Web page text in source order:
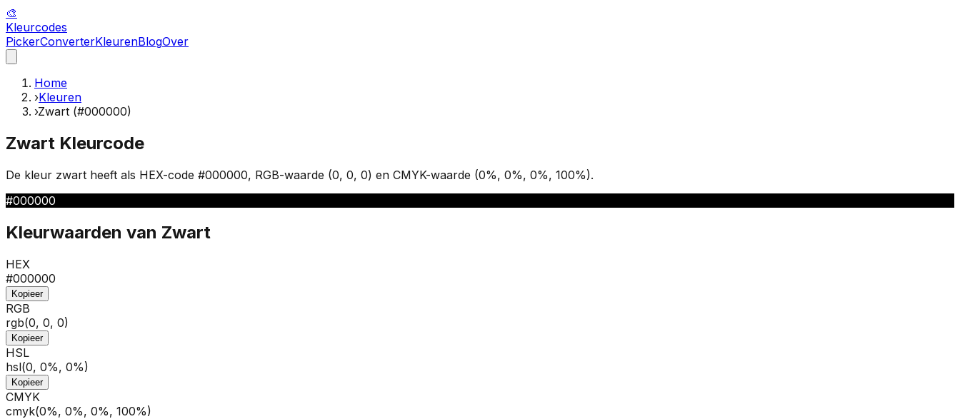
🎨
Kleurcodes
PickerConverterKleurenBlogOver
Home
›Kleuren
›Zwart (#000000)
Zwart Kleurcode
De kleur zwart heeft als HEX-code #000000, RGB-waarde (0, 0, 0) en CMYK-waarde (0%, 0%, 0%, 100%).
#000000
Kleurwaarden van Zwart
HEX
#000000
Kopieer
RGB
rgb(0, 0, 0)
Kopieer
HSL
hsl(0, 0%, 0%)
Kopieer
CMYK
cmyk(0%, 0%, 0%, 100%)